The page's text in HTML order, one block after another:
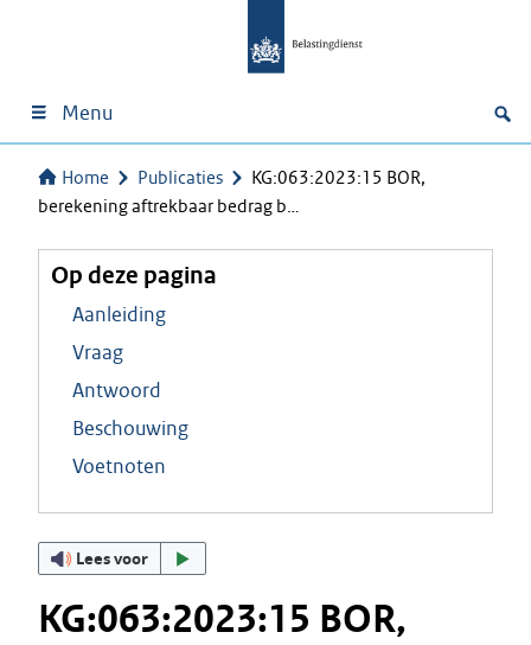
Menu
Home Publicaties
KG:063:2023:15 BOR,
berekening aftrekbaar bedrag b…
Op deze pagina
Aanleiding
Vraag
Antwoord
Beschouwing
Voetnoten
Lees voor
KG:063:2023:15 BOR,